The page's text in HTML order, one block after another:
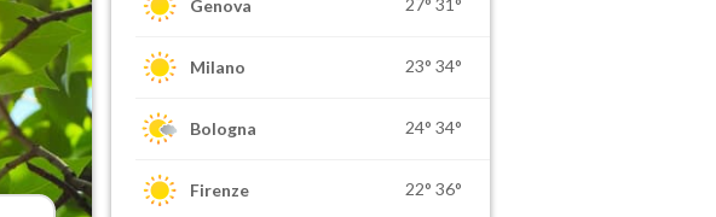
Genova 27° 31°
Milano 23° 34°
Bologna 24° 34°
Firenze 22° 36°